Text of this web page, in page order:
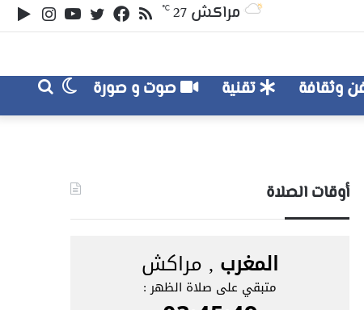
يوتيوبتويتر
فيسبوكملخص
الموقع
مراكش 27
℃
وثقافة تقنية صوت و صورة
بحث
عن
الوضع
المظلم
أوقات الصلاة